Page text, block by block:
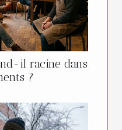
il racine dans
?